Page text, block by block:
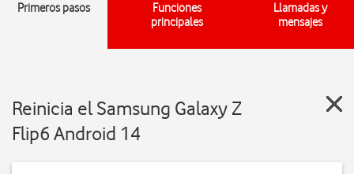
Primeros pasos
Funciones
principales
Llamadas y
mensajes
Reinicia el Samsung Galaxy Z
Flip6 Android 14